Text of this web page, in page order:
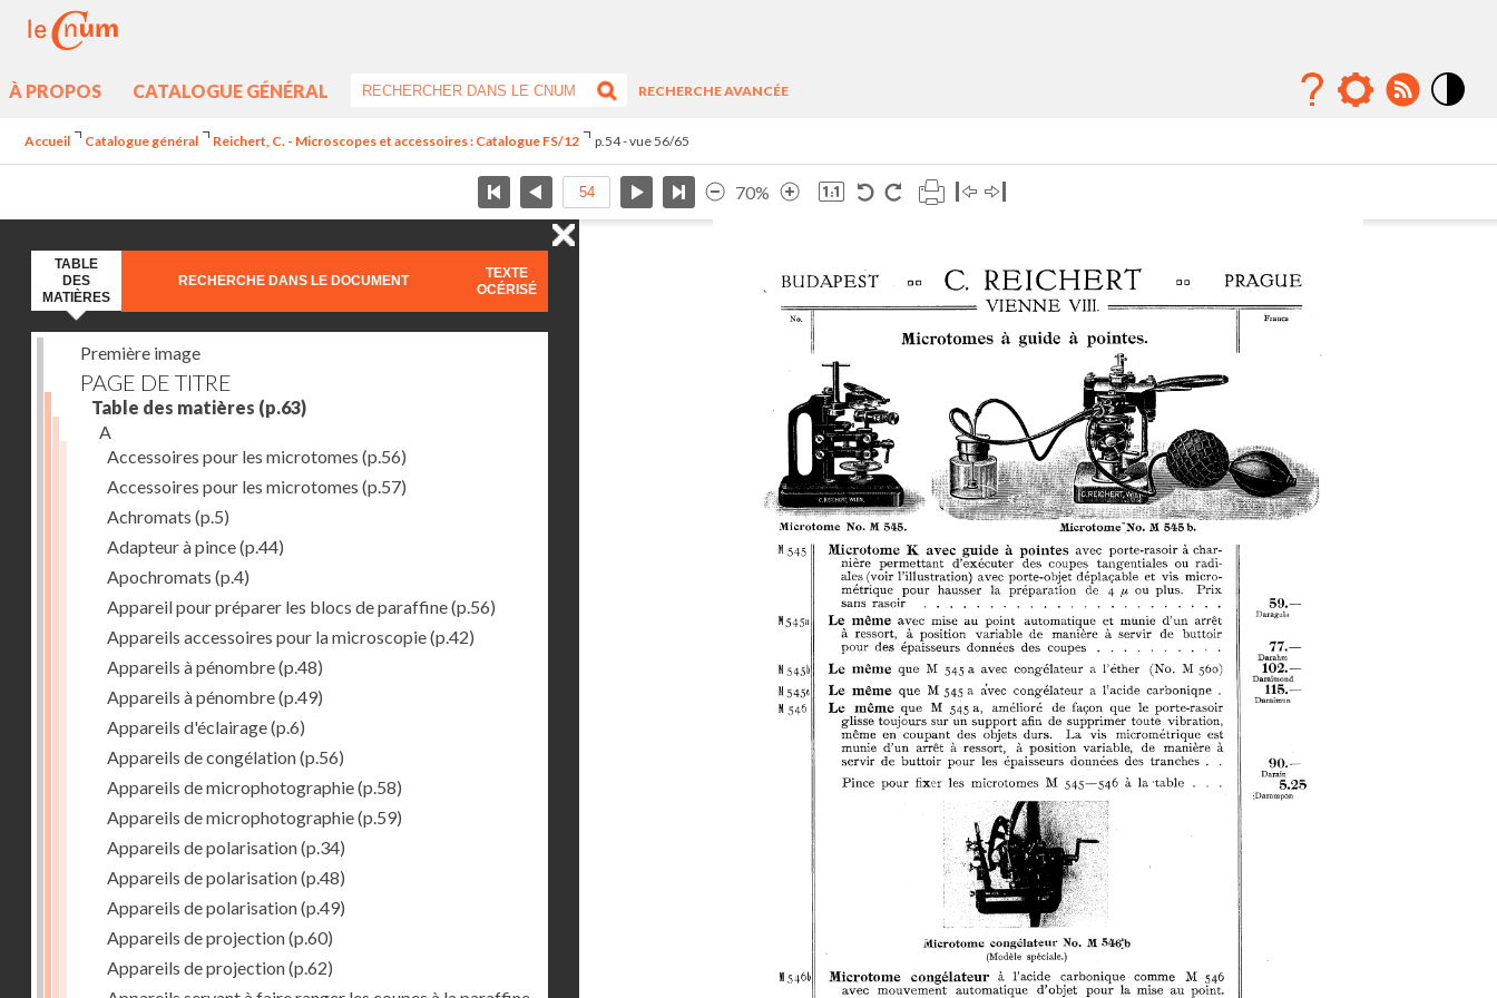
À PROPOS CATALOGUE GÉNÉRAL
RECHERCHE AVANCÉE
Accueil Catalogue général Reichert, C. - Microscopes et accessoires : Catalogue FS/12 p.54 - vue 56/65
70%
TABLE
DES
MATIÈRES
RECHERCHE DANS LE DOCUMENT
TEXTE
OCÉRISÉ
Première image
PAGE DE TITRE
Table des matières (p.63)
A
Accessoires pour les microtomes (p.56)
Accessoires pour les microtomes (p.57)
Achromats (p.5)
Adapteur à pince(p.44)
Apochromats (p.4)
Appareil pour préparer les blocs de paraffine(p.56)
Appareils accessoires pour la microscopie(p.42)
Appareils à pénombre(p.48)
Appareils à pénombre(p.49)
Appareils d'éclairage(p.6)
Appareils de congélation(p.56)
Appareils de microphotographie(p.58)
Appareils de microphotographie(p.59)
Appareils de polarisation(p.34)
Appareils de polarisation(p.48)
Appareils de polarisation(p.49)
Appareils de projection(p.60)
Appareils de projection(p.62)